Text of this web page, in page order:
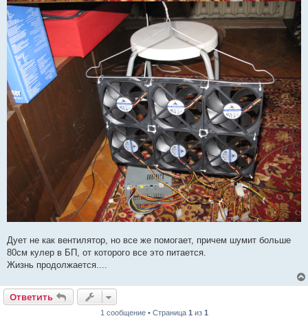
Дует не как вентилятор, но все же помогает, причем шумит больше
80см кулер в БП, от которого все это питается.
Жизнь продолжается....
Ответить
1 сообщение • Страница 1 из 1